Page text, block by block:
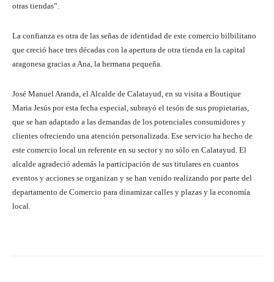
otras tiendas”.
La confianza es otra de las señas de identidad de este comercio bilbilitano
que creció hace tres décadas con la apertura de otra tienda en la capital
aragonesa gracias a Ana, la hermana pequeña.
José Manuel Aranda, el Alcalde de Calatayud, en su visita a Boutique
Maria Jesús por esta fecha especial, subrayó el tesón de sus propietarias,
que se han adaptado a las demandas de los potenciales consumidores y
clientes ofreciendo una atención personalizada. Ese servicio ha hecho de
este comercio local un referente en su sector y no sólo en Calatayud. El
alcalde agradeció además la participación de sus titulares en cuantos
eventos y acciones se organizan y se han venido realizando por parte del
departamento de Comercio para dinamizar calles y plazas y la economía
local.